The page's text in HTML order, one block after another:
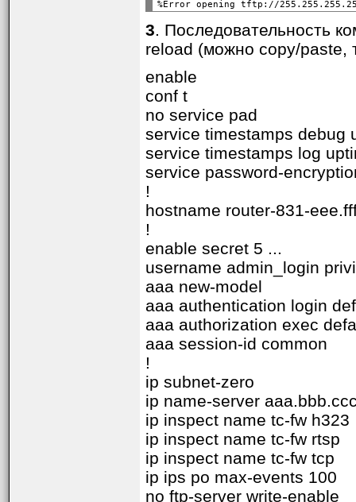
3. Последовательность
reload (можно copy/paste,
enable
conf t
no service pad
service timestamps debug
service timestamps log
service password-
!
hostname router-831-
!
enable secret 5 ...
username admin_login
aaa new-model
aaa authentication login
aaa authorization exec
aaa session-id common
!
ip subnet-zero
ip name-server
ip inspect name tc-fw h323
ip inspect name tc-fw rtsp
ip inspect name tc-fw tcp
ip ips po max-events 100
no ftp-server write-enable